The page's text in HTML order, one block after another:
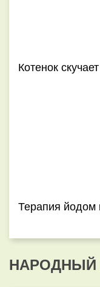
Котенок
Терапия йодом
НАРОДНЫЙ